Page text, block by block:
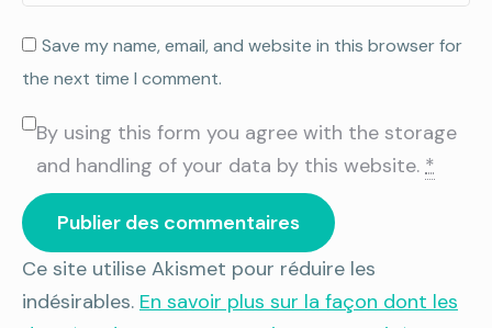
Save my name, email, and website in this browser for
the next time I comment.
By using this form you agree with the storage
and handling of your data by this website. *
Publier des commentaires
Ce site utilise Akismet pour réduire les
indésirables. En savoir plus sur la façon dont les